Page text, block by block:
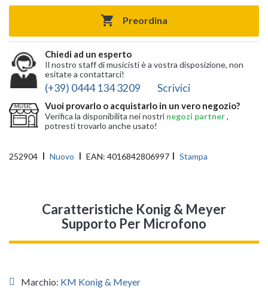
 Preordina
Chiedi ad un esperto
Il nostro staff di musicisti è a vostra disposizione, non
esitate a contattarci!
(+39) 0444 134 3209 Scrivici
Vuoi provarlo o acquistarlo in un vero negozio?
Verifica la disponibilita nei nostri negozi partner,
potresti trovarlo anche usato!
252904 Nuovo EAN: 4016842806997 Stampa
Caratteristiche Konig & Meyer
Supporto Per Microfono
Marchio: KM Konig & Meyer